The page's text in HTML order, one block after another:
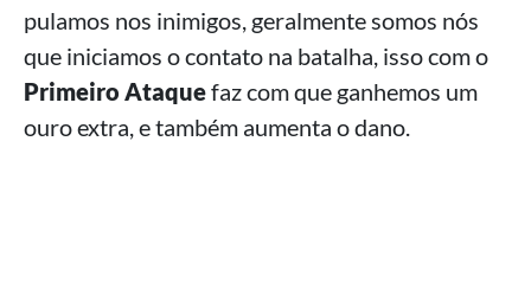
pulamos nos inimigos, geralmente somos nós
que iniciamos o contato na batalha, isso com o
Primeiro Ataquefaz com que ganhemos um
ouro extra, e também aumenta o dano.